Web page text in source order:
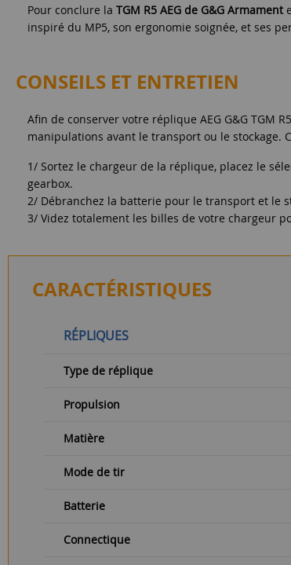
Pour conclure la TGM R5 AEG de G&G Armament
inspiré du MP5, son ergonomie soignée, et ses
CONSEILS ET ENTRETIEN
Afin de conserver votre réplique AEG G&G TGM
manipulations avant le transport ou le stockage.
1/ Sortez le chargeur de la réplique, placez le
gearbox.
2/ Débranchez la batterie pour le transport et le
3/ Videz totalement les billes de votre chargeur
CARACTÉRISTIQUES
RÉPLIQUES
Type de réplique
Propulsion
Matière
Mode de tir
Batterie
Connectique